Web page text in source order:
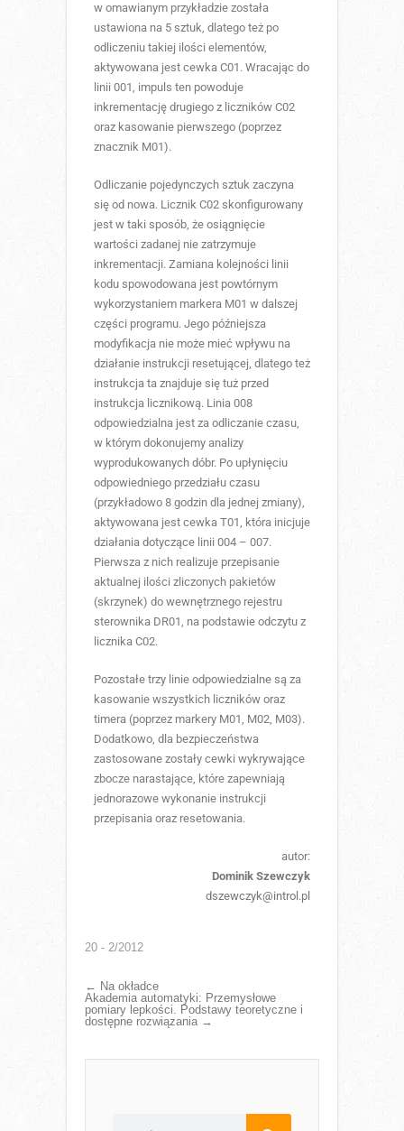
w omawianym przykładzie została
ustawiona na 5 sztuk, dlatego też po
odliczeniu takiej ilości elementów,
aktywowana jest cewka C01. Wracając do
linii 001, impuls ten powoduje
inkrementację drugiego z liczników C02
oraz kasowanie pierwszego (poprzez
znacznik M01).
Odliczanie pojedynczych sztuk zaczyna
się od nowa. Licznik C02 skonfigurowany
jest w taki sposób, że osiągnięcie
wartości zadanej nie zatrzymuje
inkrementacji. Zamiana kolejności linii
kodu spowodowana jest powtórnym
wykorzystaniem markera M01 w dalszej
części programu. Jego późniejsza
modyfikacja nie może mieć wpływu na
działanie instrukcji resetującej, dlatego też
instrukcja ta znajduje się tuż przed
instrukcja licznikową. Linia 008
odpowiedzialna jest za odliczanie czasu,
w którym dokonujemy analizy
wyprodukowanych dóbr. Po upłynięciu
odpowiedniego przedziału czasu
(przykładowo 8 godzin dla jednej zmiany),
aktywowana jest cewka T01, która inicjuje
działania dotyczące linii 004 – 007.
Pierwsza z nich realizuje przepisanie
aktualnej ilości zliczonych pakietów
(skrzynek) do wewnętrznego rejestru
sterownika DR01, na podstawie odczytu z
licznika C02.
Pozostałe trzy linie odpowiedzialne są za
kasowanie wszystkich liczników oraz
timera (poprzez markery M01, M02, M03).
Dodatkowo, dla bezpieczeństwa
zastosowane zostały cewki wykrywające
zbocze narastające, które zapewniają
jednorazowe wykonanie instrukcji
przepisania oraz resetowania.
autor:
Dominik Szewczyk
dszewczyk@introl.pl
20 - 2/2012
← Na okładce
Akademia automatyki: Przemysłowe
pomiary lepkości. Podstawy teoretyczne i
dostępne rozwiązania →